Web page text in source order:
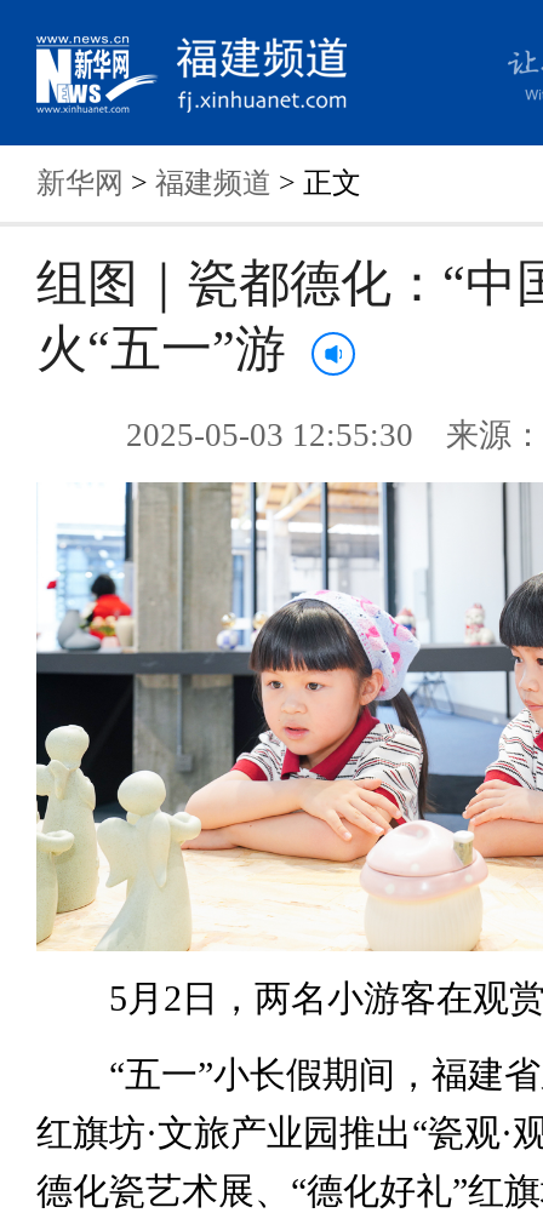
新华网 > 福建频道 > 正文
组图｜瓷都德化：“中
火“五一”游
2025-05-03 12:55:30 来源
5月2日，两名小游客在观赏
“五一”小长假期间，福建省
红旗坊·文旅产业园推出“瓷观·
德化瓷艺术展、“德化好礼”红